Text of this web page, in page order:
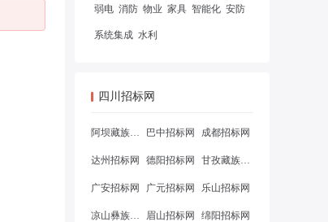
弱电 消防 物业 家具 智能化 安防
系统集成 水利
四川招标网
阿坝藏族羌族自治州招标网 巴中招标网 成都招标网
达州招标网 德阳招标网 甘孜藏族自治州招标网
广安招标网 广元招标网 乐山招标网
凉山彝族自治州招标网 眉山招标网 绵阳招标网